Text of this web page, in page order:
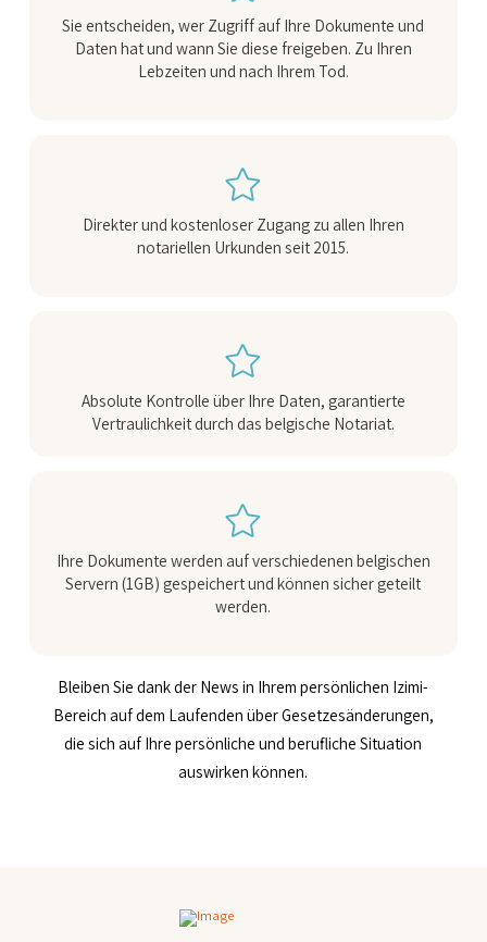
Sie entscheiden, wer Zugriff auf Ihre Dokumente und
Daten hat und wann Sie diese freigeben. Zu Ihren
Lebzeiten und nach Ihrem Tod.
Direkter und kostenloser Zugang zu allen Ihren
notariellen Urkunden seit 2015.
Absolute Kontrolle über Ihre Daten, garantierte
Vertraulichkeit durch das belgische Notariat.
Ihre Dokumente werden auf verschiedenen belgischen
Servern (1GB) gespeichert und können sicher geteilt
werden.
Bleiben Sie dank der News in Ihrem persönlichen Izimi-
Bereich auf dem Laufenden über Gesetzesänderungen,
die sich auf Ihre persönliche und berufliche Situation
auswirken können.